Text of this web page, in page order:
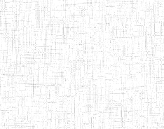
Création Type